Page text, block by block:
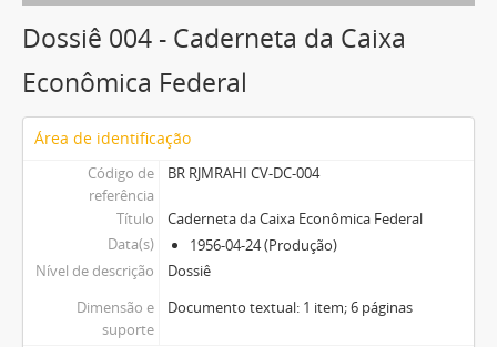
Dossiê 004 - Caderneta da Caixa
Econômica Federal
Área de identificação
Código de
referência
BR RJMRAHI CV-DC-004
Título
Caderneta da Caixa Econômica Federal
Data(s)
1956-04-24 (Produção)
Nível de descrição
Dossiê
Dimensão e
suporte
Documento textual: 1 item; 6 páginas